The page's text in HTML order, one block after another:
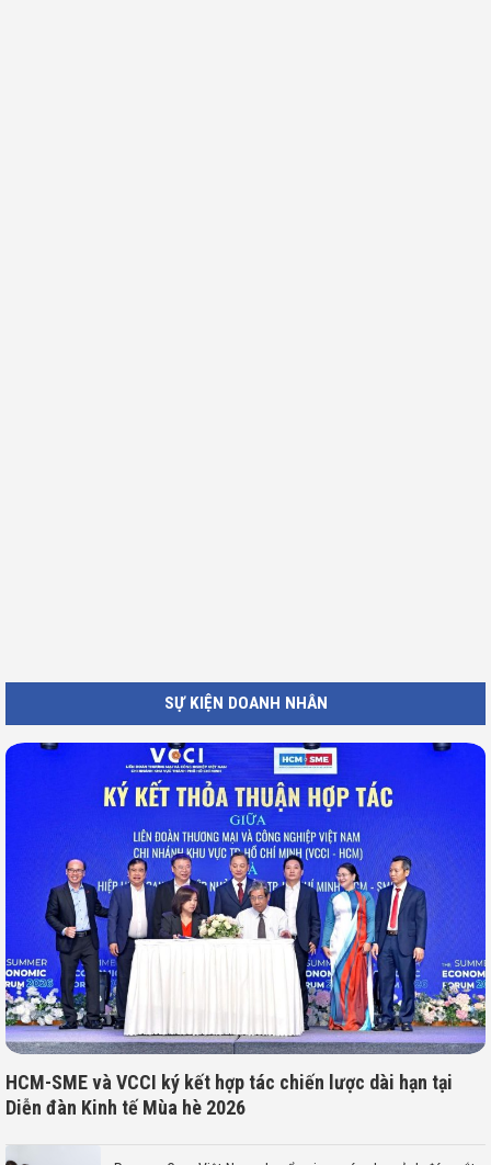
SỰ KIỆN DOANH NHÂN
HCM-SME và VCCI ký kết hợp tác chiến lược dài hạn tại
Diễn đàn Kinh tế Mùa hè 2026